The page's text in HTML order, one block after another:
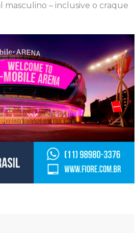
masculino – inclusive o craque